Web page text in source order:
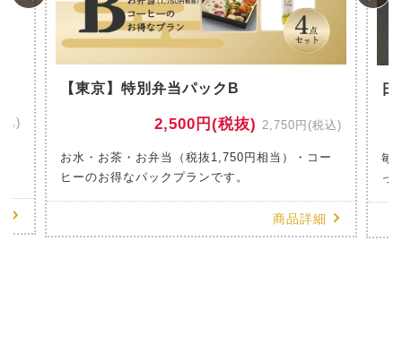
込)
【東京】特別弁当パックB
2,500円(税抜) 2,750円(税込)
お水・お茶・お弁当（税抜1,750円相当）・コー
ヒーのお得なパックプランです。
商品詳細
毎
っ